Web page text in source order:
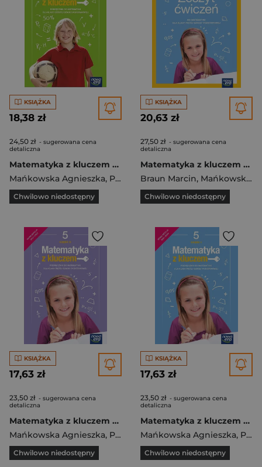
KSIĄŻKA
18,38 zł
24,50 zł - sugerowana cena
detaliczna
Matematyka z kluczem podręcznik dla klasy 6 część 1 szkoły podstawowej EDYCJA 2022-2024 67742
Mańkowska Agnieszka, Paszyńska Małgorzata ,Braun Marcin
Chwilowo niedostępny
KSIĄŻKA
20,63 zł
27,50 zł - sugerowana cena
detaliczna
Matematyka z kluczem zeszyt ćwiczeń dla klasy 5 szkoły podstawowej EDYCJA 2021-2023
Braun Marcin, Mańkowska Agnieszka
Chwilowo niedostępny
KSIĄŻKA
17,63 zł
23,50 zł - sugerowana cena
detaliczna
Matematyka z kluczem podręcznik dla klasy 5 część 2 szkoły podstawowej EDYCJA 2021-2023
Mańkowska Agnieszka, Paszyńska Małgorzata ,Braun Marcin
Chwilowo niedostępny
KSIĄŻKA
17,63 zł
23,50 zł - sugerowana cena
detaliczna
Matematyka z kluczem podręcznik dla klasy 5 część 1 szkoły podstawowej EDYCJA 2021-2023
Mańkowska Agnieszka, Paszyńska Małgorzata
Chwilowo niedostępny